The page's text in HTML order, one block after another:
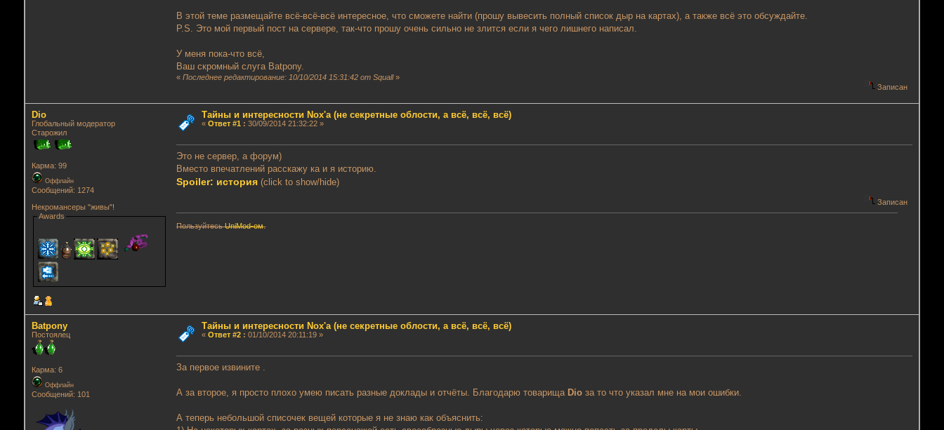
В этой теме размещайте всё-всё-всё интересное, что сможете найти (прошу вывесить полный список дыр на картах), а также всё это обсуждайте.
P.S. Это мой первый пост на сервере, так-что прошу очень сильно не злится если я чего лишнего написал.
У меня пока-что всё,
Ваш скромный слуга Batpony.
«Последнее редактирование: 10/10/2014 15:31:42 от Squall»
Записан
Dio
Глобальный модератор
Старожил
Карма: 99
Оффлайн
Сообщений: 1274
Некромансеры "живы"!
Awards
Тайны и интересности Nox'a (не секретные облости, а всё, всё, всё)
« Ответ #1 : 30/09/2014 21:32:22 »
Это не сервер, а форум)
Вместо впечатлений расскажу ка и я историю.
Spoiler: история (click to show/hide)
Записан
ПользуйтесьUniMod-ом.
Batpony
Постоялец
Карма: 6
Оффлайн
Сообщений: 101
Тайны и интересности Nox'a (не секретные облости, а всё, всё, всё)
« Ответ #2: 01/10/2014 20:11:19 »
За первое извините .
А за второе, я просто плохо умею писать разные доклады и отчёты. Благодарю товарища Dio за то что указал мне на мои ошибки.
А теперь небольшой списочек вещей которые я не знаю как объяснить: